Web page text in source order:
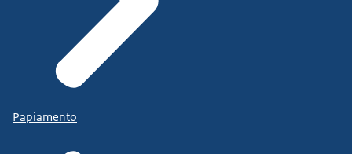
Papiamento